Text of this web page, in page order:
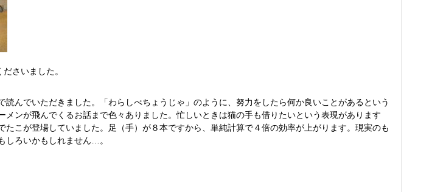
さいました。
読んでいただきました。「わらしべちょうじゃ」のように、努力をしたら何か良いことがあるという
メンが飛んでくるお話まで色々ありました。忙しいときは猫の手も借りたいという表現があります
たこが登場していました。足（手）が８本ですから、単純計算で４倍の効率が上がります。現実のも
しろいかもしれません…。